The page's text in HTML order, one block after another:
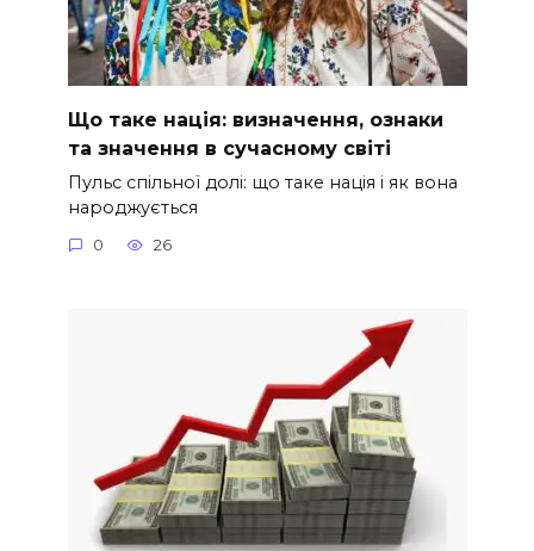
Що таке нація: визначення, ознаки
та значення в сучасному світі
Пульс спільної долі: що таке нація і як вона
народжується
0 26